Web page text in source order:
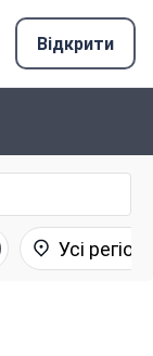
Відкрити
Усі